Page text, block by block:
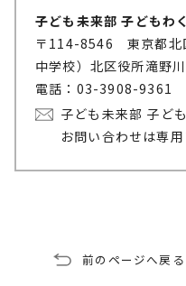
子ども未来部 子どもわ
〒114-8546 東京都北
中学校）北区役所滝野
電話：03-3908-9361
子ども未来部 子ど
お問い合わせは専
前のページへ戻る